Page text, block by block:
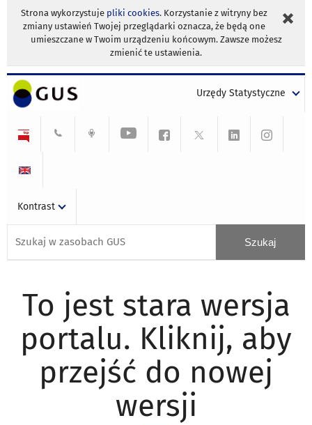
Strona wykorzystuje pliki cookies. Korzystanie z witryny bez
zmiany ustawień Twojej przeglądarki oznacza, że będą one
umieszczane w Twoim urządzeniu końcowym. Zawsze możesz
zmienić te ustawienia.
Urzędy Statystyczne
Kontrast
To jest stara wersja
portalu. Kliknij, aby
przejść do nowej
wersji